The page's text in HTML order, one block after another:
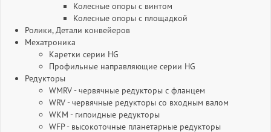
Колесные опоры с винтом
Колесные опоры с площадкой
Ролики, Детали конвейеров
Мехатроника
Каретки серии HG
Профильные направляющие серии HG
Редукторы
WMRV - червячные редукторы с фланцем
WRV - червячные редукторы со входным валом
WKM - гипоидные редукторы
WFP - высокоточные планетарные редукторы